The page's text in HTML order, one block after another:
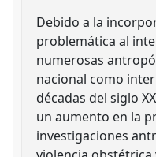
Debido a la
problemática al
numerosas
nacional como
décadas del siglo
un aumento en la
investigaciones